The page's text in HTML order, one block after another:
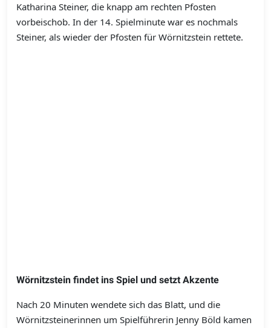
Katharina Steiner, die knapp am rechten Pfosten
vorbeischob. In der 14. Spielminute war es nochmals
Steiner, als wieder der Pfosten für Wörnitzstein rettete.
Wörnitzstein findet ins Spiel und setzt Akzente
Nach 20 Minuten wendete sich das Blatt, und die
Wörnitzsteinerinnen um Spielführerin Jenny Böld kamen